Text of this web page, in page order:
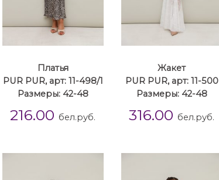
Платья
PUR PUR, арт: 11-498/1
Размеры: 42-48
216.00 бел.руб.
Жакет
PUR PUR, арт: 11-500
Размеры: 42-48
316.00 бел.руб.